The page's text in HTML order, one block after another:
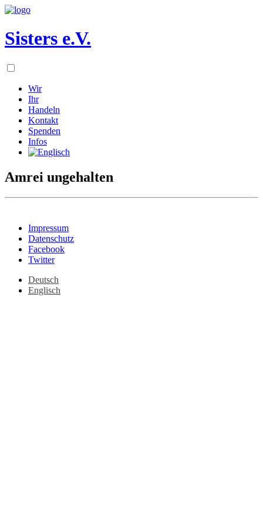
Sisters e.V.
Wir
Ihr
Handeln
Kontakt
Spenden
Infos
Amrei ungehalten
Impressum
Datenschutz
Facebook
Twitter
Deutsch
Englisch